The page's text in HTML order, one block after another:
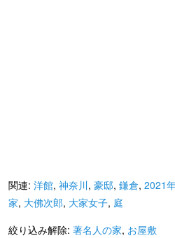
関連: 洋館, 神奈川, 豪邸, 鎌倉, 2021
家, 大佛次郎, 大家女子, 庭
絞り込み解除: 著名人の家, お屋敷